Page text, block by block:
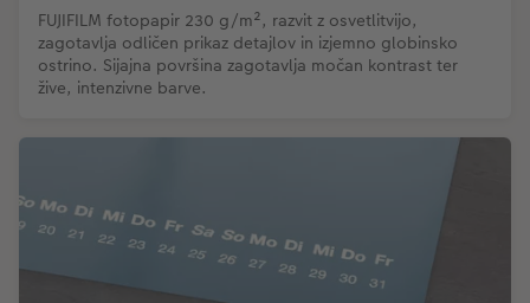
FUJIFILM fotopapir 230 g/m², razvit z osvetlitvijo,
zagotavlja odličen prikaz detajlov in izjemno globinsko
ostrino. Sijajna površina zagotavlja močan kontrast ter
žive, intenzivne barve.